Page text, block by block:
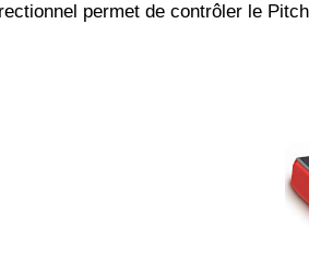
permet de contrôler le